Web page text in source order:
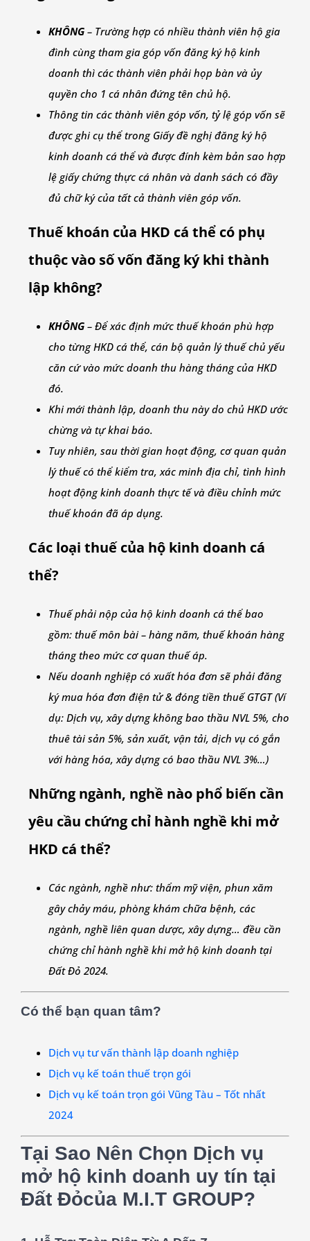
KHÔNG – Trường hợp có nhiều thành viên hộ gia
đình cùng tham gia góp vốn đăng ký hộ kinh
doanh thì các thành viên phải họp bàn và ủy
quyền cho 1 cá nhân đứng tên chủ hộ.
Thông tin các thành viên góp vốn, tỷ lệ góp vốn sẽ
được ghi cụ thể trong Giấy đề nghị đăng ký hộ
kinh doanh cá thể và được đính kèm bản sao hợp
lệ giấy chứng thực cá nhân và danh sách có đầy
đủ chữ ký của tất cả thành viên góp vốn.
Thuế khoán của HKD cá thể có phụ
thuộc vào số vốn đăng ký khi thành
lập không?
KHÔNG – Để xác định mức thuế khoán phù hợp
cho từng HKD cá thể, cán bộ quản lý thuế chủ yếu
căn cứ vào mức doanh thu hàng tháng của HKD
đó.
Khi mới thành lập, doanh thu này do chủ HKD ước
chừng và tự khai báo.
Tuy nhiên, sau thời gian hoạt động, cơ quan quản
lý thuế có thể kiểm tra, xác minh địa chỉ, tình hình
hoạt động kinh doanh thực tế và điều chỉnh mức
thuế khoán đã áp dụng.
Các loại thuế của hộ kinh doanh cá
thể?
Thuế phải nộp của hộ kinh doanh cá thể bao
gồm: thuế môn bài – hàng năm, thuế khoán hàng
tháng theo mức cơ quan thuế áp.
Nếu doanh nghiệp có xuất hóa đơn sẽ phải đăng
ký mua hóa đơn điện tử & đóng tiền thuế GTGT (Ví
dụ: Dịch vụ, xây dựng không bao thầu NVL 5%, cho
thuê tài sản 5%, sản xuất, vận tải, dịch vụ có gắn
với hàng hóa, xây dựng có bao thầu NVL 3%…)
Những ngành, nghề nào phổ biến cần
yêu cầu chứng chỉ hành nghề khi mở
HKD cá thể?
Các ngành, nghề như: thẩm mỹ viện, phun xăm
gây chảy máu, phòng khám chữa bệnh, các
ngành, nghề liên quan dược, xây dựng… đều cần
chứng chỉ hành nghề khi mở hộ kinh doanh tại
Đất Đỏ 2024.
Có thể bạn quan tâm?
Dịch vụ tư vấn thành lập doanh nghiệp
Dịch vụ kế toán thuế trọn gói
Dịch vụ kế toán trọn gói Vũng Tàu – Tốt nhất
2024
Tại Sao Nên Chọn Dịch vụ
mở hộ kinh doanh uy tín tại
Đất Đỏcủa M.I.T GROUP?